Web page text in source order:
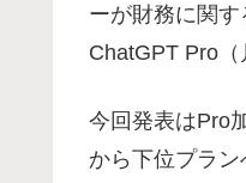
ーが財務に関
ChatGPT Pro（
今回発表はPro
から下位プラ